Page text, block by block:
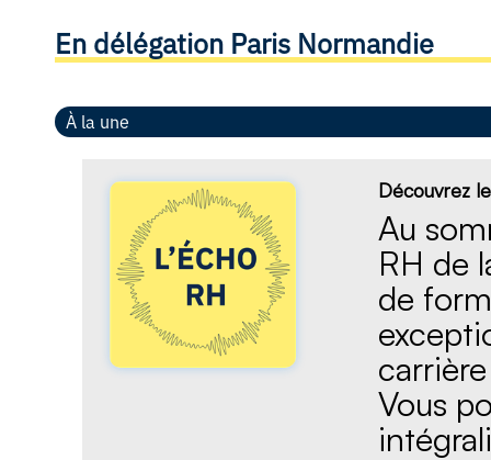
En délégation Paris Normandie
À la une
Découvrez
Au
RH de
de
Vous